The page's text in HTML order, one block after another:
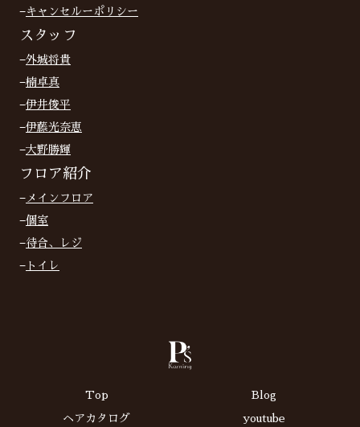
−キャンセルーポリシー
スタッフ
−外城将貴
−楠卓真
−伊井俊平
−伊藤光奈恵
−大野勝輝
フロア紹介
− メインフロア
−個室
−待合、レジ
− トイレ
Top Blog
ヘアカタログ youtube